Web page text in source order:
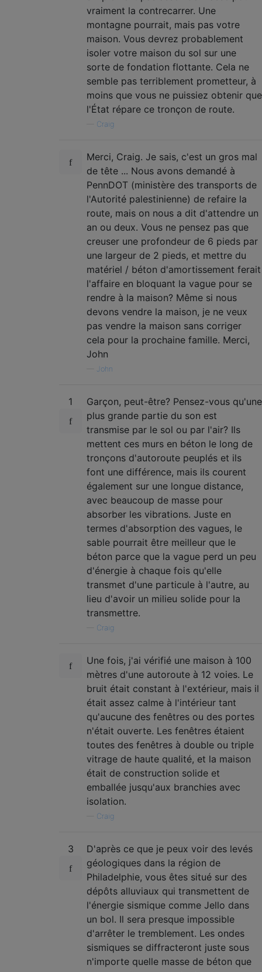
vraiment la contrecarrer. Une
montagne pourrait, mais pas votre
maison. Vous devrez probablement
isoler votre maison du sol sur une
sorte de fondation flottante. Cela ne
semble pas terriblement prometteur, à
moins que vous ne puissiez obtenir que
l'État répare ce tronçon de route.
Craig
Merci, Craig. Je sais, c'est un gros mal
de tête ... Nous avons demandé à
PennDOT (ministère des transports de
l'Autorité palestinienne) de refaire la
route, mais on nous a dit d'attendre un
an ou deux. Vous ne pensez pas que
creuser une profondeur de 6 pieds par
une largeur de 2 pieds, et mettre du
matériel / béton d'amortissement ferait
l'affaire en bloquant la vague pour se
rendre à la maison? Même si nous
devons vendre la maison, je ne veux
pas vendre la maison sans corriger
cela pour la prochaine famille. Merci,
John
John
1
Garçon, peut-être? Pensez-vous qu'une
plus grande partie du son est
transmise par le sol ou par l'air? Ils
mettent ces murs en béton le long de
tronçons d'autoroute peuplés et ils
font une différence, mais ils courent
également sur une longue distance,
avec beaucoup de masse pour
absorber les vibrations. Juste en
termes d'absorption des vagues, le
sable pourrait être meilleur que le
béton parce que la vague perd un peu
d'énergie à chaque fois qu'elle
transmet d'une particule à l'autre, au
lieu d'avoir un milieu solide pour la
transmettre.
Craig
Une fois, j'ai vérifié une maison à 100
mètres d'une autoroute à 12 voies. Le
bruit était constant à l'extérieur, mais il
était assez calme à l'intérieur tant
qu'aucune des fenêtres ou des portes
n'était ouverte. Les fenêtres étaient
toutes des fenêtres à double ou triple
vitrage de haute qualité, et la maison
était de construction solide et
emballée jusqu'aux branchies avec
isolation.
Craig
3
D'après ce que je peux voir des levés
géologiques dans la région de
Philadelphie, vous êtes situé sur des
dépôts alluviaux qui transmettent de
l'énergie sismique comme Jello dans
un bol. Il sera presque impossible
d'arrêter le tremblement. Les ondes
sismiques se diffracteront juste sous
n'importe quelle masse de béton que